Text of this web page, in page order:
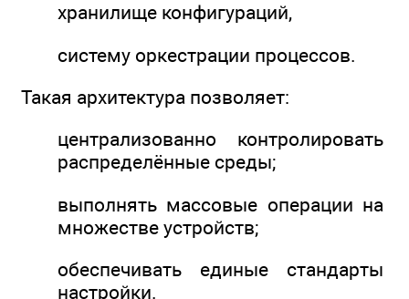
хранилище конфигураций,
систему оркестрации процессов.
Такая архитектура позволяет:
централизованно контролировать
распределённые среды;
выполнять массовые операции на
множестве устройств;
обеспечивать единые стандарты
настройки.